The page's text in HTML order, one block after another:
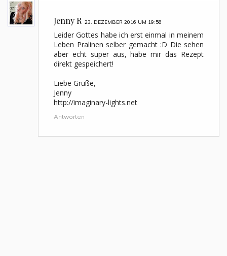
Jenny R 23. DEZEMBER 2016 UM 19:56
Leider Gottes habe ich erst einmal in meinem
Leben Pralinen selber gemacht :D Die sehen
aber echt super aus, habe mir das Rezept
direkt gespeichert!
Liebe Grüße,
Jenny
http://imaginary-lights.net
Antworten